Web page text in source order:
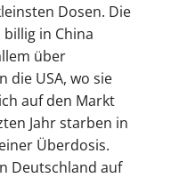
Dosen. Die
in China
über
die USA, wo sie
auf den Markt
Jahr starben in
Überdosis.
Deutschland auf